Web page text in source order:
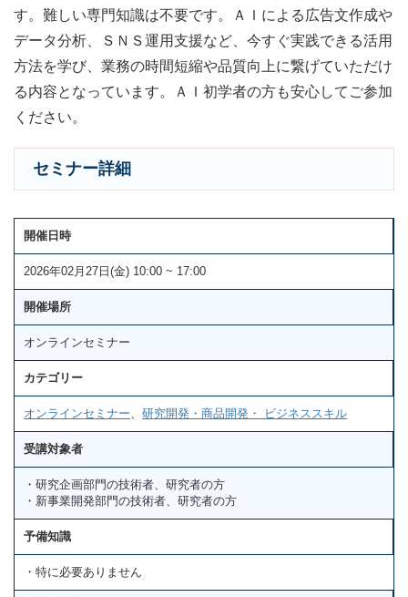
す。難しい専門知識は不要です。ＡＩによる広告文作成や
データ分析、ＳＮＳ運用支援など、今すぐ実践できる活用
方法を学び、業務の時間短縮や品質向上に繋げていただけ
る内容となっています。ＡＩ初学者の方も安心してご参加
ください。
セミナー詳細
開催日時
2026年02月27日(金) 10:00 ~ 17:00
開催場所
オンラインセミナー
カテゴリー
オンラインセミナー 研究開発・商品開発・ ビジネススキル
受講対象者
・研究企画部門の技術者、研究者の方
・新事業開発部門の技術者、研究者の方
予備知識
・特に必要ありません